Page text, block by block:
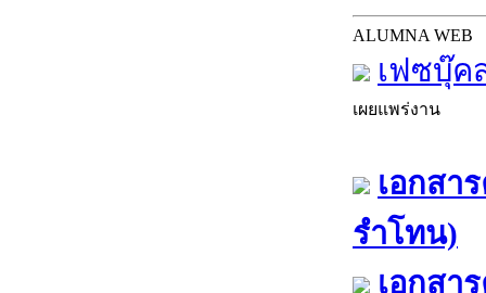
ALUMNA WEB
เฟซบุ๊ค
เผยแพร่งาน
เอกสา
รำโทน)
เอกสา